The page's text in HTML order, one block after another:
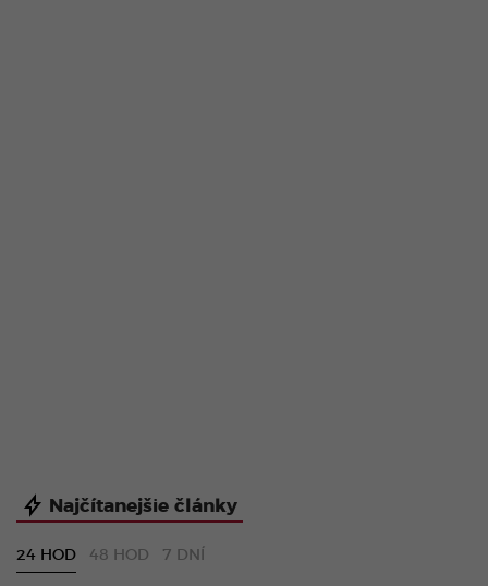
Najčítanejšie články
24 HOD 48 HOD 7 DNÍ